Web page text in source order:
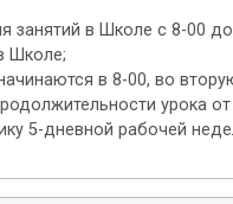
занятий в Школе с 8-00
Школе;
в 8-00, во
урока
5-дневной рабочей